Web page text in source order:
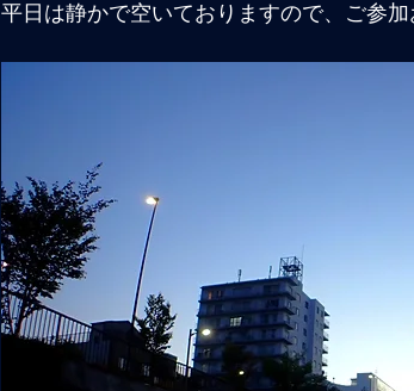
平日は静かで空いておりますので、ご参加